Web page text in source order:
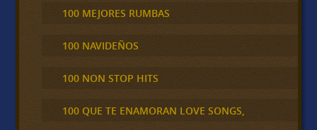
100 MEJORES RUMBAS
100 NAVIDEÑOS
100 NON STOP HITS
100 QUE TE ENAMORAN LOVE SONGS,